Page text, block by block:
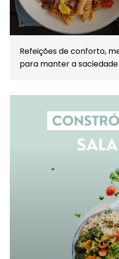
Refeições de conforto,
para manter a saciedade